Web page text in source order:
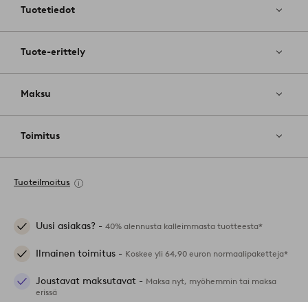
Tuotetiedot
Tuote-erittely
Maksu
Toimitus
Tuoteilmoitus
Uusi asiakas? - 40% alennusta kalleimmasta tuotteesta*
Ilmainen toimitus - Koskee yli 64,90 euron normaalipaketteja*
Joustavat maksutavat - Maksa nyt, myöhemmin tai maksa
erissä